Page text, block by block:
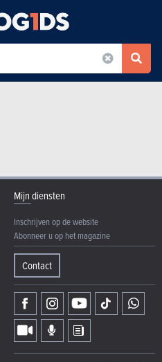
Mijn diensten
Inschrijven op de website
Abonneer u op het magazine
Contact